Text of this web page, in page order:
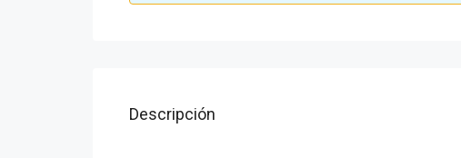
Descripción